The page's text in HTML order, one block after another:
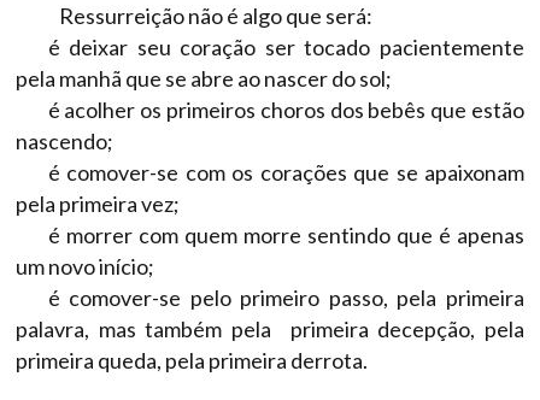
Ressurreição não é algo que será:
é deixar seu coração ser tocado pacientemente
pela manhã que se abre ao nascer do sol;
é acolher os primeiros choros dos bebês que estão
nascendo;
é comover-se com os corações que se apaixonam
pela primeira vez;
é morrer com quem morre sentindo que é apenas
um novo início;
é comover-se pelo primeiro passo, pela primeira
palavra, mas também pela primeira decepção, pela
primeira queda, pela primeira derrota.